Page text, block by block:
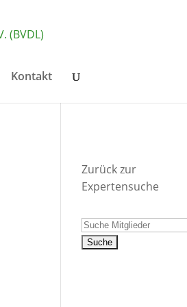
Kontakt
Zurück zur
Expertensuche